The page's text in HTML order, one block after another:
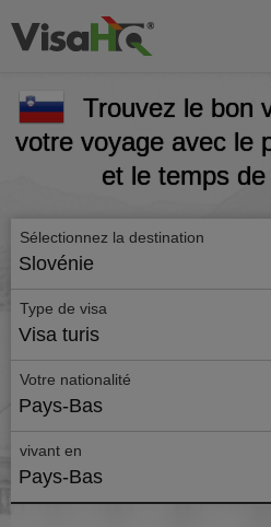
Trouvez le bon
votre voyage avec le
et le temps
Sélectionnez la destination
Slovénie
Type de visa
Visa turis
Votre nationalité
Pays-Bas
vivant en
Pays-Bas